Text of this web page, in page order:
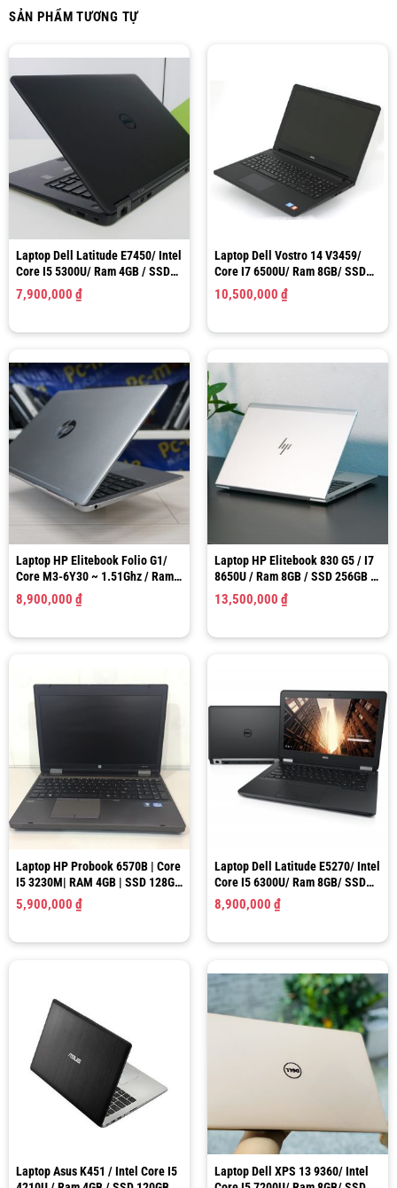
SẢN PHẨM TƯƠNG TỰ
Laptop Dell Latitude E7450/ Intel
Core I5 5300U/ Ram 4GB / SSD
128GB / HD Graphics 5500 / LCD
14.0″ HD
7,900,000 ₫
Laptop Dell Vostro 14 V3459/
Core I7 6500U/ Ram 8GB/ SSD
128GB/ Graphics 520 – R5 M315
2GB/ LCD 14.0″ HD
10,500,000 ₫
Laptop HP Elitebook Folio G1/
Core M3-6Y30 ~ 1.51Ghz / Ram
8GB / SSD 128GB / Graphics 515
/ LCD 13.3″ FHD
8,900,000 ₫
Laptop HP Elitebook 830 G5 / I7
8650U / Ram 8GB / SSD 256GB /
HD Graphics 620 / LCD 13.3 inch
Full HD
13,500,000 ₫
Laptop HP Probook 6570B | Core
I5 3230M| RAM 4GB | SSD 128GB
| HD Graphics 4000 | LCD 15.6″
HD
5,900,000 ₫
Laptop Dell Latitude E5270/ Intel
Core I5 6300U/ Ram 8GB/ SSD
256GB/ HD Graphics 520/ LCD
12.5″ HD
8,900,000 ₫
Laptop Asus K451 / Intel Core I5
Laptop Dell XPS 13 9360/ Intel